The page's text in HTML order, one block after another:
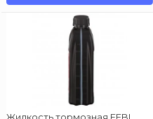
Жидкость тормозная FEBI